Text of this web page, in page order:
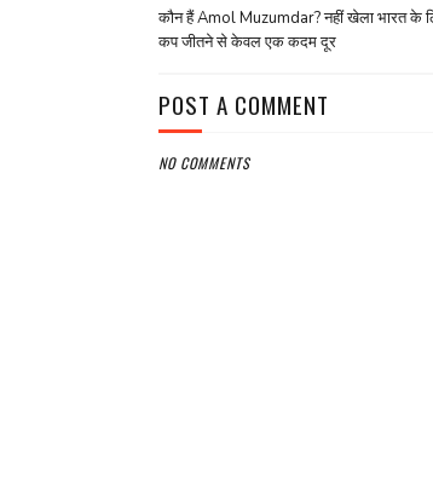
कौन हैं Amol Muzumdar? नहीं खेला भारत के
कप जीतने से केवल एक कदम दूर
POST A COMMENT
NO COMMENTS